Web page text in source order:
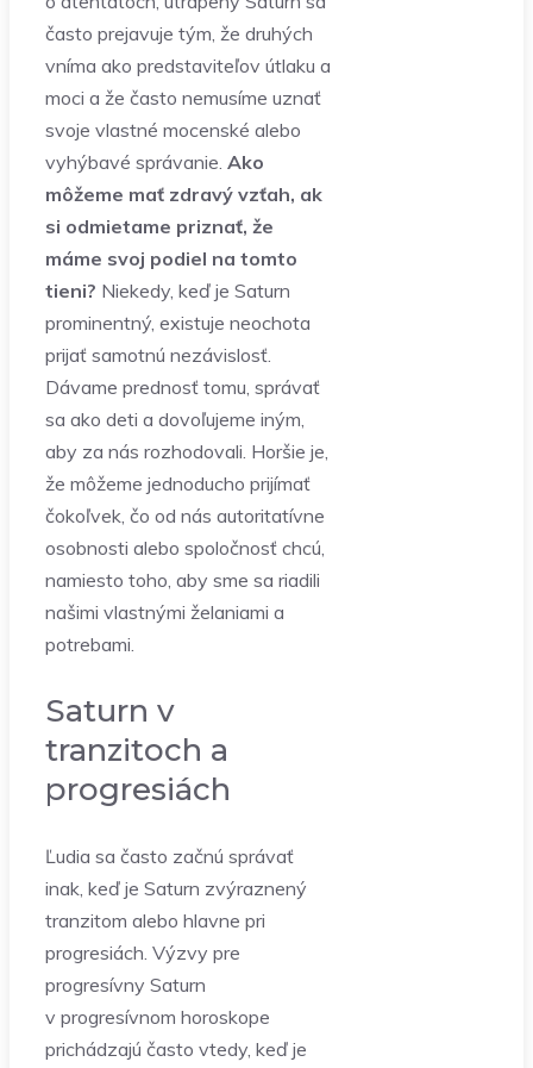
často prejavuje tým, že druhých
vníma ako predstaviteľov útlaku a
moci a že často nemusíme uznať
svoje vlastné mocenské alebo
vyhýbavé správanie. Ako
môžeme mať zdravý vzťah, ak
si odmietame priznať, že
máme svoj podiel na tomto
tieni? Niekedy, keď je Saturn
prominentný, existuje neochota
prijať samotnú nezávislosť.
Dávame prednosť tomu, správať
sa ako deti a dovoľujeme iným,
aby za nás rozhodovali. Horšie je,
že môžeme jednoducho prijímať
čokoľvek, čo od nás autoritatívne
osobnosti alebo spoločnosť chcú,
namiesto toho, aby sme sa riadili
našimi vlastnými želaniami a
potrebami.
Saturn v
tranzitoch a
progresiách
Ľudia sa často začnú správať
inak, keď je Saturn zvýraznený
tranzitom alebo hlavne pri
progresiách. Výzvy pre
progresívny Saturn
v progresívnom horoskope
prichádzajú často vtedy, keď je